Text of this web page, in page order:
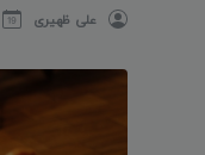
علی ظهیری